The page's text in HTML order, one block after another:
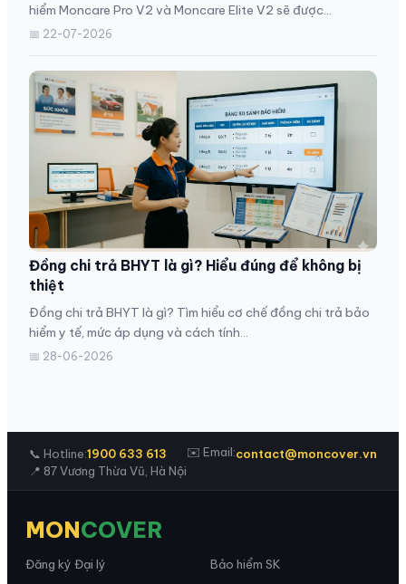
hiểm Moncare Pro V2 và Moncare Elite V2 sẽ được...
📅 22-07-2026
Đồng chi trả BHYT là gì? Hiểu đúng để không bị
thiệt
Đồng chi trả BHYT là gì? Tìm hiểu cơ chế đồng chi trả bảo
hiểm y tế, mức áp dụng và cách tính...
📅 28-06-2026
📞 Hotline:1900 633 613 ✉️ Email:contact@moncover.vn
📍 87 Vương Thừa Vũ, Hà Nội
MONCOVER
Đăng ký Đại lý Bảo hiểm SK